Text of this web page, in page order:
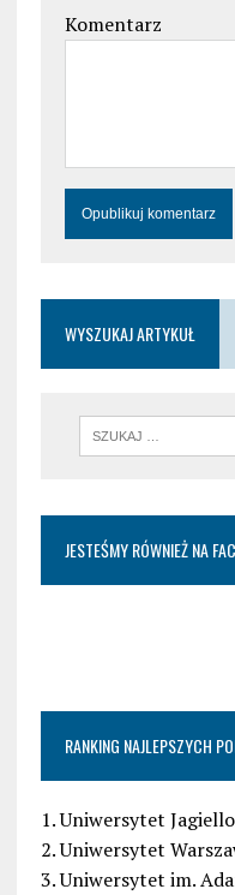
Komentarz
WYSZUKAJ ARTYKUŁ
JESTEŚMY RÓWNIEŻ NA
RANKING NAJLEPSZYCH
1. Uniwersytet
2. Uniwersytet
3. Uniwersytet im.